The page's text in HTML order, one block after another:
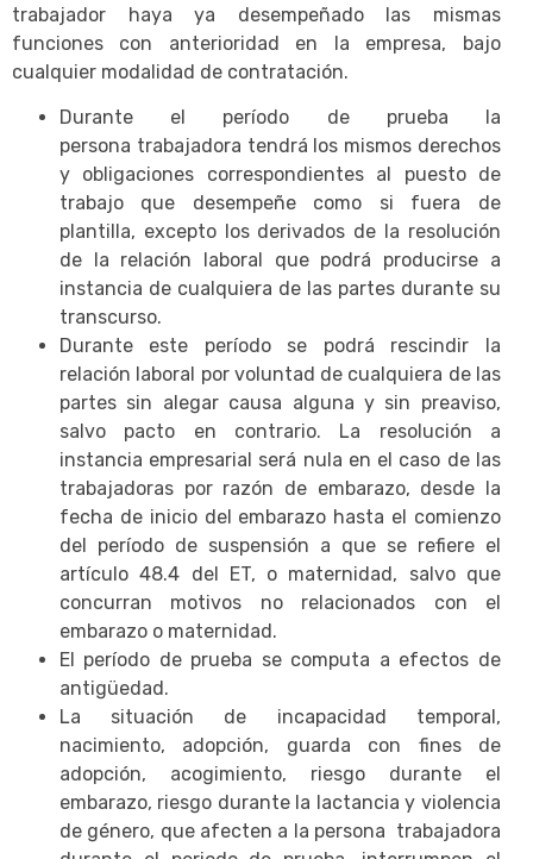
trabajador haya ya desempeñado las mismas
funciones con anterioridad en la empresa, bajo
cualquier modalidad de contratación.
Durante el período de prueba la
persona trabajadora tendrá los mismos derechos
y obligaciones correspondientes al puesto de
trabajo que desempeñe como si fuera de
plantilla, excepto los derivados de la resolución
de la relación laboral que podrá producirse a
instancia de cualquiera de las partes durante su
transcurso.
Durante este período se podrá rescindir la
relación laboral por voluntad de cualquiera de las
partes sin alegar causa alguna y sin preaviso,
salvo pacto en contrario. La resolución a
instancia empresarial será nula en el caso de las
trabajadoras por razón de embarazo, desde la
fecha de inicio del embarazo hasta el comienzo
del período de suspensión a que se refiere el
artículo 48.4 del ET, o maternidad, salvo que
concurran motivos no relacionados con el
embarazo o maternidad.
El período de prueba se computa a efectos de
antigüedad.
La situación de incapacidad temporal,
nacimiento, adopción, guarda con fines de
adopción, acogimiento, riesgo durante el
embarazo, riesgo durante la lactancia y violencia
de género, que afecten a la persona trabajadora